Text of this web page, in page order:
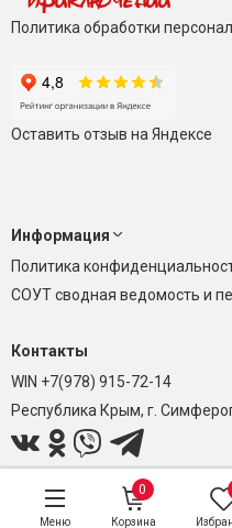
Политика обработки
Оставить отзыв на Яндексе
Информация
Политика
СОУТ сводная ведомость и
Контакты
WIN +7(978) 915-72-14
Республика Крым, г.
Меню
0
Корзина